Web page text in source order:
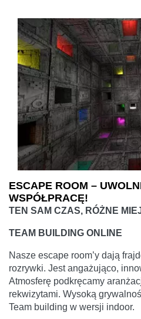
ESCAPE ROOM –
WSPÓŁPRACĘ!
TEN SAM CZAS, RÓŻNE
TEAM BUILDING ONLINE
Nasze escape room’y dają
rozrywki. Jest angażująco,
Atmosferę podkręcamy
rekwizytami. Wysoką
Team building w wersji indoor.